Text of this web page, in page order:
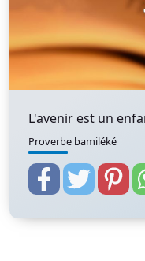
L'avenir est un
Proverbe bamiléké